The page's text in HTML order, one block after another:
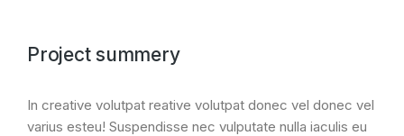
Project summery
In creative volutpat reative volutpat donec vel donec vel
varius esteu! Suspendisse nec vulputate nulla iaculis eu